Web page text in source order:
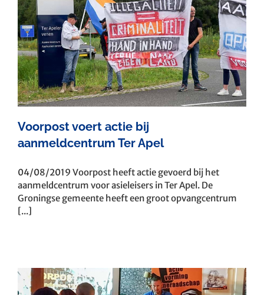
Voorpost voert actie bij
aanmeldcentrum Ter Apel
04/08/2019 Voorpost heeft actie gevoerd bij het
aanmeldcentrum voor asieleisers in Ter Apel. De
Groningse gemeente heeft een groot opvangcentrum
[...]